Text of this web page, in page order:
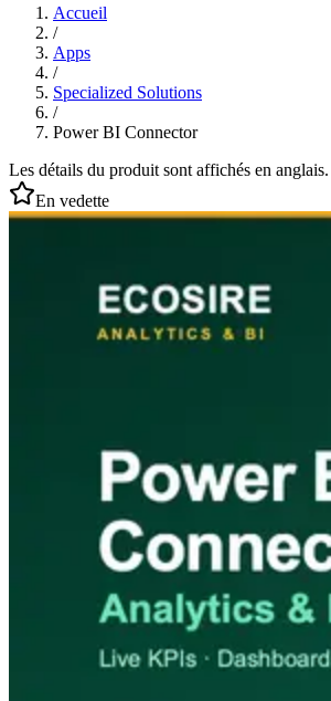
Accueil
/
Apps
/
Specialized Solutions
/
Power BI Connector
Les détails du produit sont affichés en
En vedette